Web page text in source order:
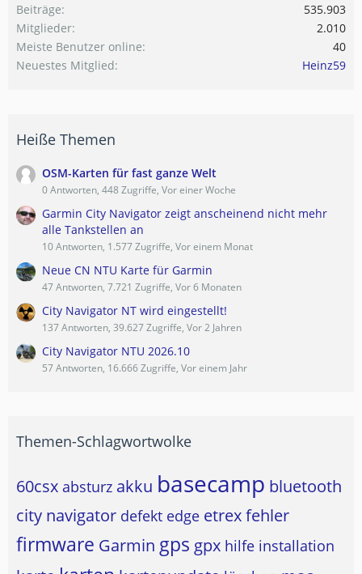
Beiträge
535.903
Mitglieder
2.010
Meiste Benutzer online
40
Neuestes Mitglied
Heinz59
Heiße Themen
OSM-Karten für fast ganze Welt
0 Antworten, 448 Zugriffe, Vor einer Woche
Garmin City Navigator zeigt anscheinend nicht mehr
alle Tankstellen an
10 Antworten, 1.577 Zugriffe, Vor einem Monat
Neue CN NTU Karte für Garmin
47 Antworten, 7.721 Zugriffe, Vor 6 Monaten
City Navigator NT wird eingestellt!
137 Antworten, 39.627 Zugriffe, Vor 2 Jahren
City Navigator NTU 2026.10
57 Antworten, 16.666 Zugriffe, Vor einem Jahr
Themen-Schlagwortwolke
60csx absturz akku basecamp bluetooth
city navigator defekt edge etrexfehler
firmware Garmin gps gpx hilfe installation